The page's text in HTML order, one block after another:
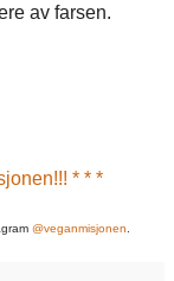
av farsen.
* * *
@veganmisjonen